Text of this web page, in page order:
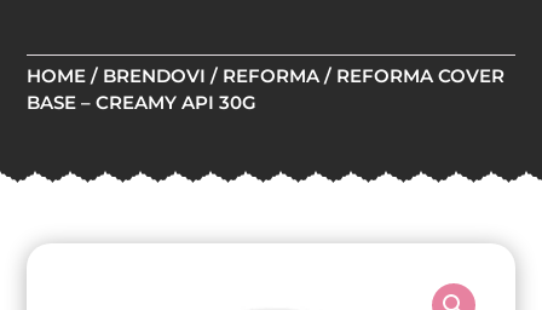
HOME / BRENDOVI / REFORMA / REFORMA COVER
BASE – CREAMY API 30G